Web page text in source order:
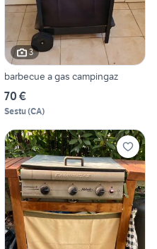
3
barbecue a gas campingaz
70 €
Sestu(CA)